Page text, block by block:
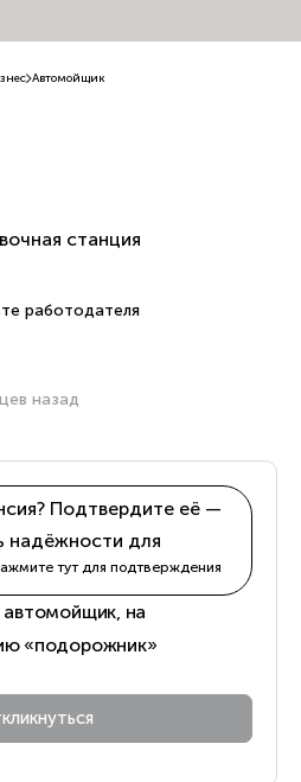
Автомойщик
станция
работодателя
назад
Подтвердите её —
надёжности для
тут для подтверждения
на
«подорожник»